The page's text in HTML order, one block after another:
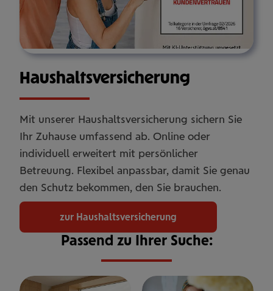
Haus­halts­ver­si­che­rung
Mit unserer Haushaltsversicherung sichern Sie
Ihr Zuhause umfassend ab. Online oder
individuell erweitert mit persönlicher
Betreuung. Flexibel anpassbar, damit Sie genau
den Schutz bekommen, den Sie brauchen.
zur Haushaltsversicherung
Passend zu Ihrer Suche: